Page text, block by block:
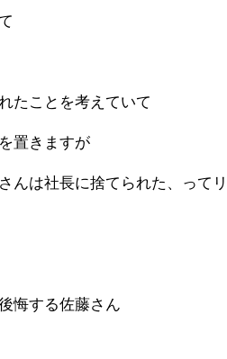
たことを考えていて
置きますが
んは社長に捨てられた、って
悔する佐藤さん